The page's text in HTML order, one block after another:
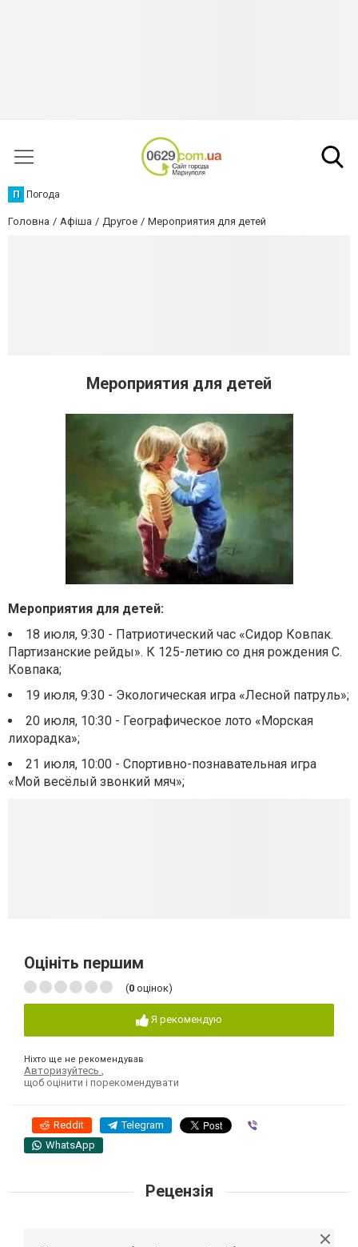
П Погода
Головна Афіша Другое Мероприятия для детей
Мероприятия для детей
Мероприятия для детей:
18 июля, 9:30 - Патриотический час «Сидор Ковпак.
Партизанские рейды». К 125-летию со дня рождения С.
Ковпака;
19 июля, 9:30 - Экологическая игра «Лесной патруль»;
20 июля, 10:30 - Географическое лото «Морская
лихорадка»;
21 июля, 10:00 - Спортивно-познавательная игра
«Мой весёлый звонкий мяч»;
Оцініть першим
(0 оцінок)
Я рекомендую
Ніхто ще не рекомендував
Авторизуйтесь
щоб оцінити і порекомендувати
Reddit Telegram
WhatsApp
Рецензія